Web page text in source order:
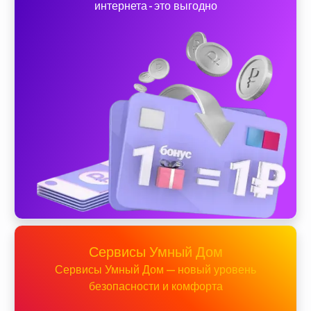
интернета - это выгодно
Сервисы Умный Дом
Сервисы Умный Дом — новый уровень
безопасности и комфорта